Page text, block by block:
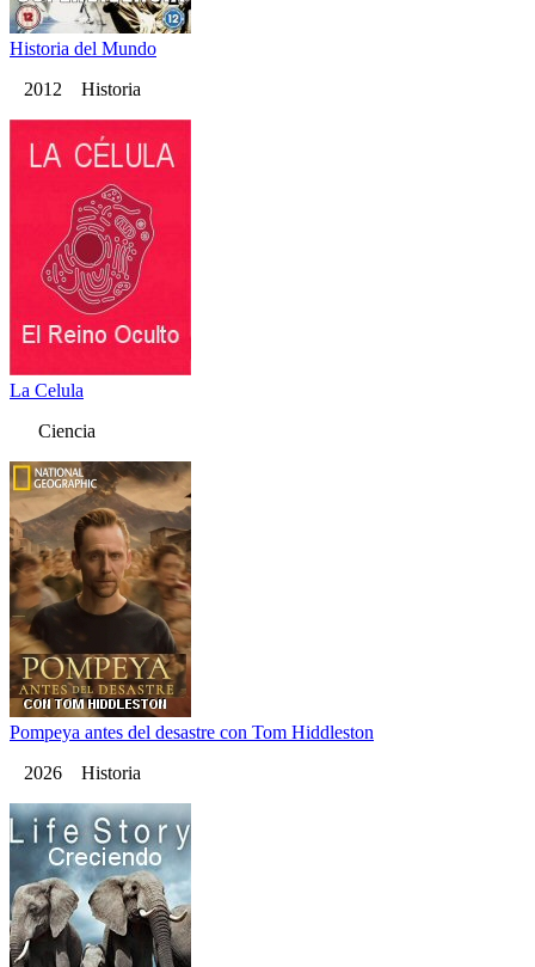
Historia del Mundo
2012 Historia
La Celula
Ciencia
Pompeya antes del desastre con Tom Hiddleston
2026 Historia